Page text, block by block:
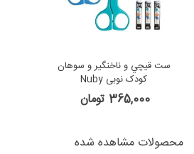
ست قيچي و ناخنگير و سوهان
کودک نوبی Nuby
365,000 تومان
محصولات مشاهده شده